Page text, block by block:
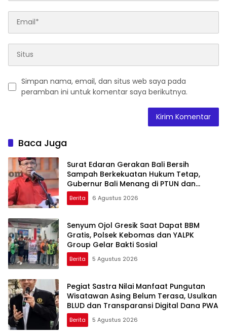
Simpan nama, email, dan situs web saya pada
peramban ini untuk komentar saya berikutnya.
Baca Juga
Surat Edaran Gerakan Bali Bersih
Sampah Berkekuatan Hukum Tetap,
Gubernur Bali Menang di PTUN dan
Banding
Berita 6 Agustus 2026
Senyum Ojol Gresik Saat Dapat BBM
Gratis, Polsek Kebomas dan YALPK
Group Gelar Bakti Sosial
Berita 5 Agustus 2026
Pegiat Sastra Nilai Manfaat Pungutan
Wisatawan Asing Belum Terasa, Usulkan
BLUD dan Transparansi Digital Dana PWA
Berita 5 Agustus 2026